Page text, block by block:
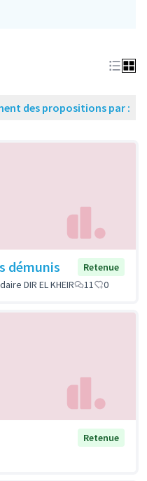
des propositions par :
démunis
Retenue
DIR EL KHEIR
11 0
Retenue